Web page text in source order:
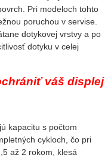
Pri modeloch tohto
poruchou v servise.
dotykovej vrstvy a po
dotyku v celej
váš displej
kapacitu s počtom
cykloch, čo pri
až 2 rokom, klesá